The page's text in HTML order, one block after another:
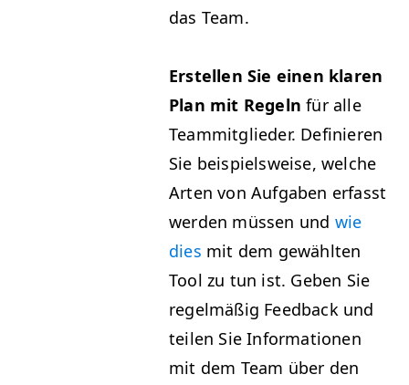
das Team.
Erstellen Sie einen klaren
Plan mit Regeln für alle
Team­mit­glieder. Definieren
Sie beispiel­sweise, welche
Arten von Auf­gaben erfasst
wer­den müssen und wie
dies mit dem gewählten
Tool zu tun ist. Geben Sie
regelmäßig Feed­back und
teilen Sie Infor­ma­tio­nen
mit dem Team über den